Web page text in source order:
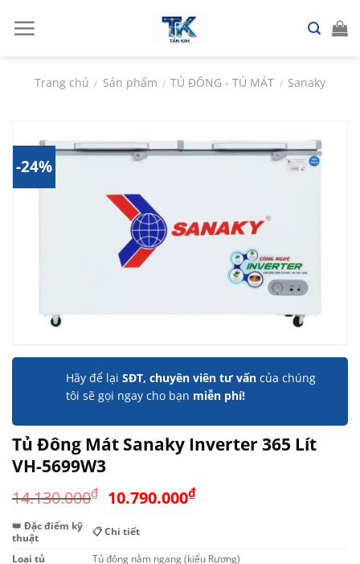
đến
Trang chủ / Sản phẩm / TỦ ĐÔNG - TỦ MÁT / Sanaky
-24%
Hãy để lại SĐT, chuyên viên tư vấn của chúng
tôi sẽ gọi ngay cho bạn miễn phí!
Tủ Đông Mát Sanaky Inverter 365 Lít
VH-5699W3
14.130.000₫ Giá
là:
14.130.000₫.
10.790.000₫Giá
là:
👑 Đặc điểm kỹ
thuật
📋 Chi tiết
Loại tủ
Tủ đông nằm ngang (kiểu Rương)